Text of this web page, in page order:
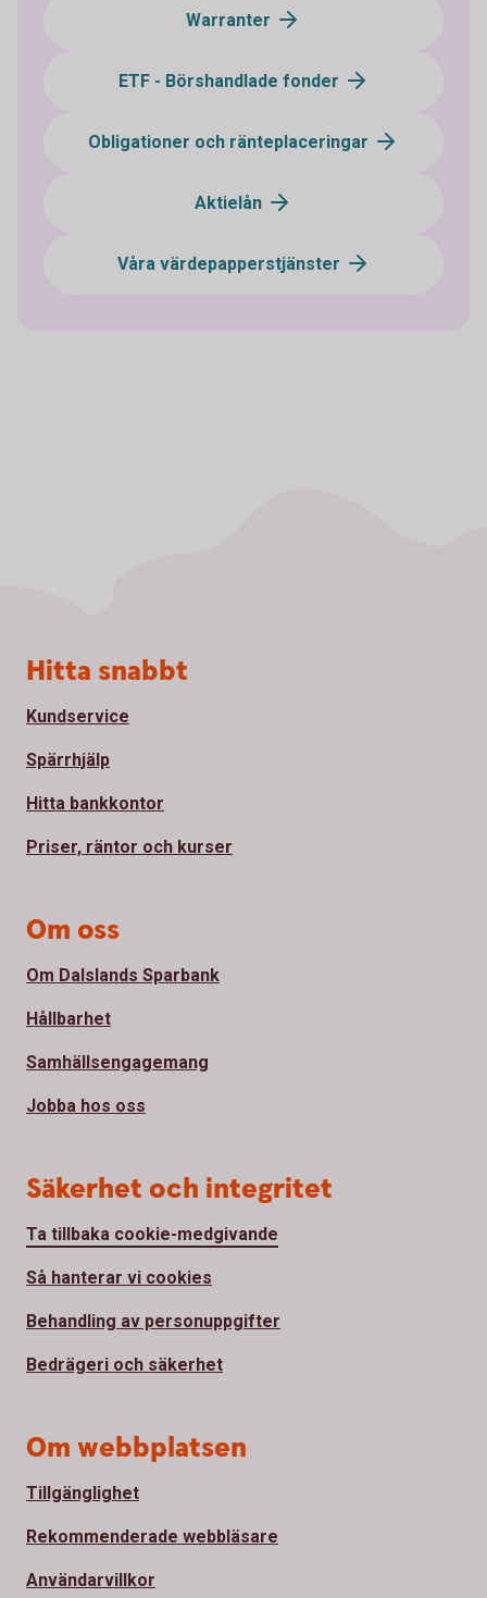
Warranter
ETF - Börshandlade fonder
Obligationer och ränteplaceringar
Aktielån
Våra värdepapperstjänster
Sidfot
Hitta snabbt
Kundservice
Spärrhjälp
Hitta bankkontor
Priser, räntor och kurser
Om oss
Om Dalslands Sparbank
Hållbarhet
Samhällsengagemang
Jobba hos oss
Säkerhet och integritet
Ta tillbaka cookie-medgivande
Så hanterar vi cookies
Behandling av personuppgifter
Bedrägeri och säkerhet
Om webbplatsen
Tillgänglighet
Rekommenderade webbläsare
Användarvillkor